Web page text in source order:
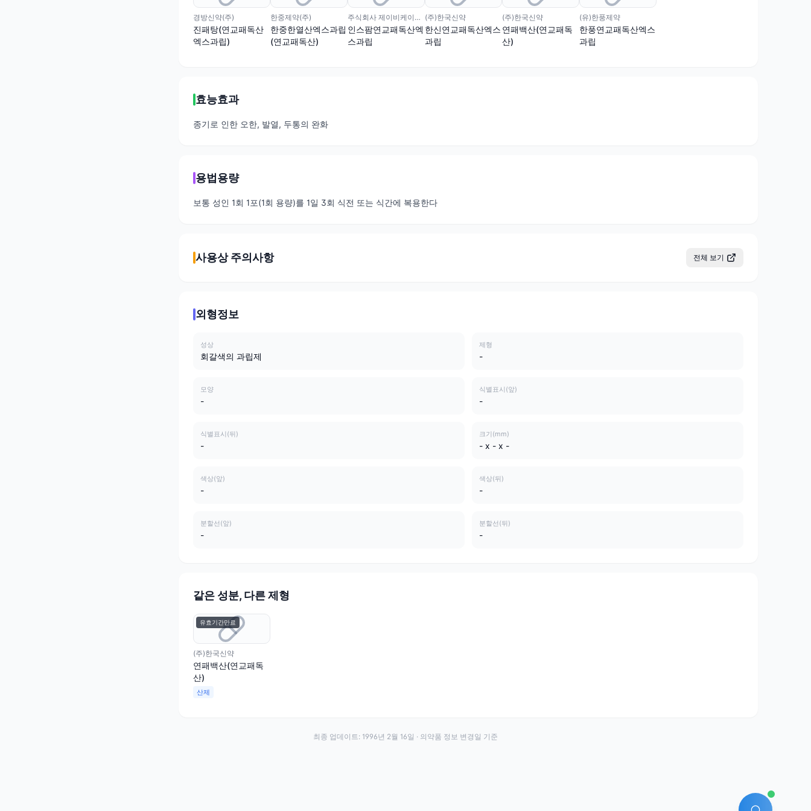
경방신약(주)
진패탕(연교패독산
엑스과립)
한중제약(주)
한중한열산엑스과립
(연교패독산)
주식회사 제이비케이파마슈티컬
인스팜연교패독산엑
스과립
(주)한국신약
한신연교패독산엑스
과립
(주)한국신약
연패백산(연교패독
산)
(유)한풍제약
한풍연교패독산엑스
과립
효능효과
종기로 인한 오한, 발열, 두통의 완화
용법용량
보통 성인 1회 1포(1회 용량)를 1일 3회 식전 또는 식간에 복용한다
사용상 주의사항 전체 보기
외형정보
성상
회갈색의 과립제
제형
-
모양
-
식별표시(앞)
-
식별표시(뒤)
-
크기(mm)
- x - x -
색상(앞)
-
색상(뒤)
-
분할선(앞)
-
분할선(뒤)
-
같은 성분, 다른 제형
유효기간만료
(주)한국신약
연패백산(연교패독
산)
산제
최종 업데이트: 1996년 2월 16일 · 의약품 정보 변경일 기준